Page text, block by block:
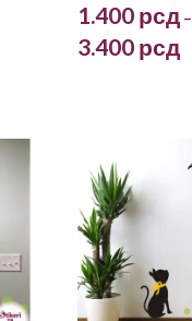
1.400 рсд –
3.400 рсд